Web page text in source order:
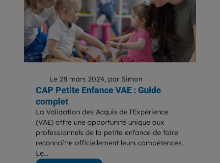
Le 28 mars 2024, par Simon
CAP Petite Enfance VAE : Guide
complet
La Validation des Acquis de l’Expérience
(VAE) offre une opportunité unique aux
professionnels de la petite enfance de faire
reconnaître officiellement leurs compétences.
Le...